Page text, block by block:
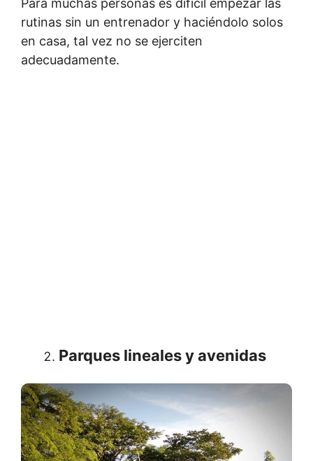
Para muchas personas es difícil empezar las
rutinas sin un entrenador y haciéndolo solos
en casa, tal vez no se ejerciten
adecuadamente.
Parques lineales y avenidas